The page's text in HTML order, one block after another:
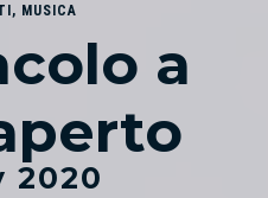
, MUSICA
a
2020